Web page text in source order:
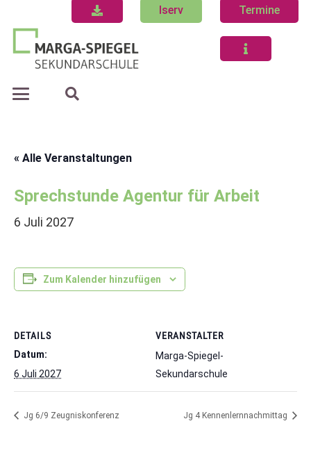
Iserv Termine
« Alle Veranstaltungen
Sprechstunde Agentur für Arbeit
6 Juli 2027
Zum Kalender hinzufügen
DETAILS
Datum:
6 Juli 2027
VERANSTALTER
Marga-Spiegel-
Sekundarschule
Jg 6/9 Zeugniskonferenz Jg 4 Kennenlernnachmittag